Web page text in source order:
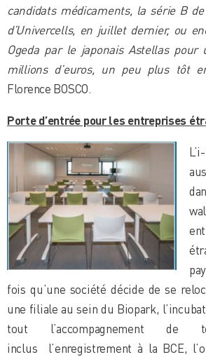
candidats médicaments, la série B
d’Univercells, en juillet dernier, ou
Ogeda par le japonais Astellas
millions d’euros, un peu plus tôt
Florence BOSCO.
Porte d’entrée pour les entreprises
fois qu’une société décide de se
une filiale au sein du Biopark,
tout l’accompagnement
inclus l’enregistrement à la BCE,